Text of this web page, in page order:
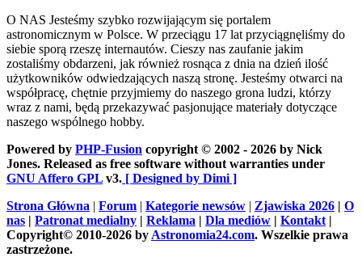
O NAS Jesteśmy szybko rozwijającym się portalem
astronomicznym w Polsce. W przeciągu 17 lat przyciągnęliśmy do
siebie sporą rzeszę internautów. Cieszy nas zaufanie jakim
zostaliśmy obdarzeni, jak również rosnąca z dnia na dzień ilość
użytkowników odwiedzających naszą stronę. Jesteśmy otwarci na
współpracę, chętnie przyjmiemy do naszego grona ludzi, którzy
wraz z nami, będą przekazywać pasjonujące materiały dotyczące
naszego wspólnego hobby.
Powered by PHP-Fusion copyright © 2002 - 2026 by Nick
Jones. Released as free software without warranties under
GNU Affero GPL v3. [ Designed by Dimi ]
Strona Główna | Forum | Kategorie newsów | Zjawiska 2026 | O
nas | Patronat medialny | Reklama | Dla mediów | Kontakt |
Copyright© 2010-2026 by Astronomia24.com. Wszelkie prawa
zastrzeżone.